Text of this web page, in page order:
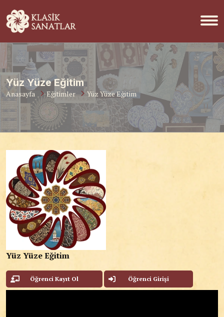
Yüz Yüze Eğitim
Anasayfa Eğitimler Yüz Yüze Eğitim
Yüz Yüze Eğitim
Öğrenci Kayıt Ol Öğrenci Girişi